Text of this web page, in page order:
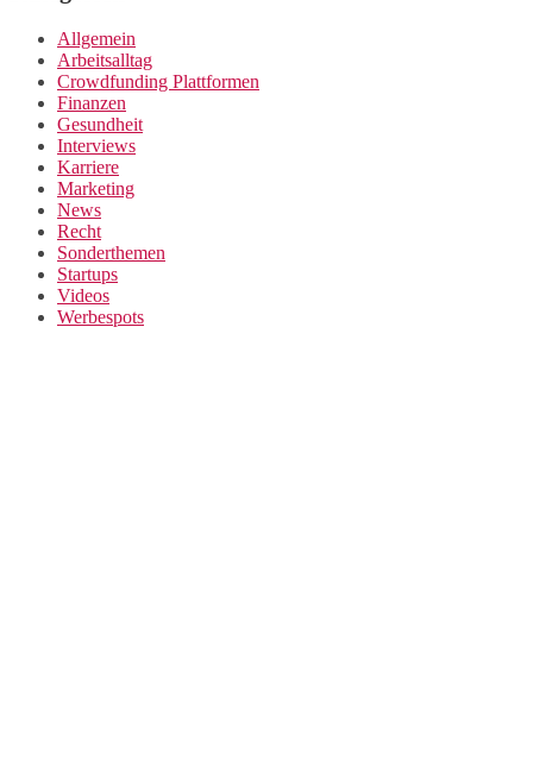
Allgemein
Arbeitsalltag
Crowdfunding Plattformen
Finanzen
Gesundheit
Interviews
Karriere
Marketing
News
Recht
Sonderthemen
Startups
Videos
Werbespots